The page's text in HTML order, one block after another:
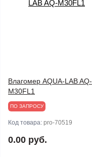
Влагомер AQUA-LAB AQ-
M30FL1
ПО ЗАПРОСУ
Код товара: pro-70519
0.00 руб.